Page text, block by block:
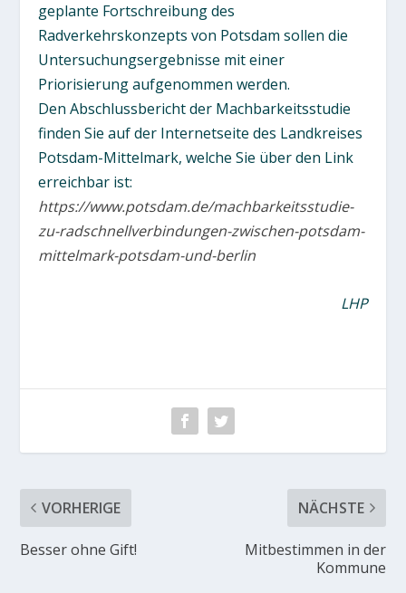
geplante Fortschreibung des
Radverkehrskonzepts von Potsdam sollen die
Untersuchungsergebnisse mit einer
Priorisierung aufgenommen werden.
Den Abschlussbericht der Machbarkeitsstudie
finden Sie auf der Internetseite des Landkreises
Potsdam-Mittelmark, welche Sie über den Link
erreichbar ist:
https://www.potsdam.de/machbarkeitsstudie-
zu-radschnellverbindungen-zwischen-potsdam-
mittelmark-potsdam-und-berlin
LHP
VORHERIGE
Besser ohne Gift!
NÄCHSTE
Mitbestimmen in der
Kommune